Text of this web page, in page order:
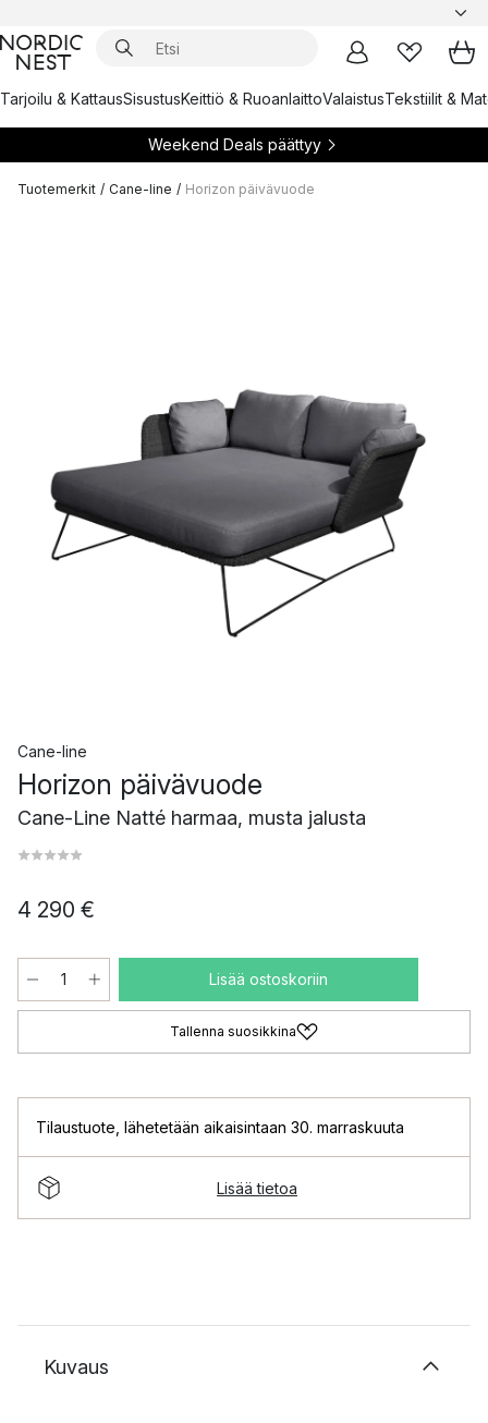
Tarjoilu & KattausSisustusKeittiö & RuoanlaittoValaistusTekstiilit &
Weekend Deals päättyy
Tuotemerkit / Cane-line / Horizon päivävuode
Cane-line
Horizon päivävuode
Cane-Line Natté harmaa, musta jalusta
4 290 €
Lisää ostoskoriin
Tallenna suosikkina
Tilaustuote lähetetään aikaisintaan 30. marraskuuta
Lisää tietoa
Kuvaus